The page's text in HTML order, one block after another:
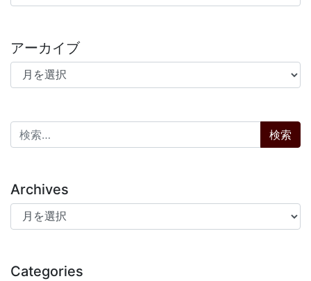
アーカイブ
アーカイブ
検索:
Archives
Archives
Categories